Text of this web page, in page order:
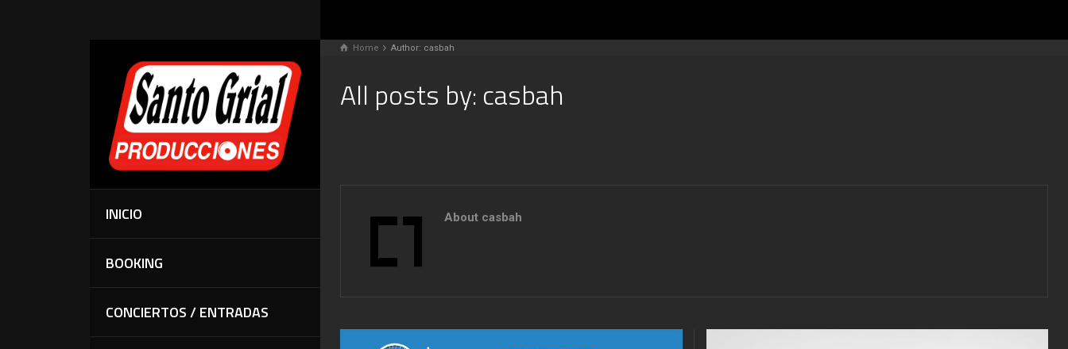
INICIO
BOOKING
CONCIERTOS / ENTRADAS
Home Author: casbah
All posts by: casbah
About casbah